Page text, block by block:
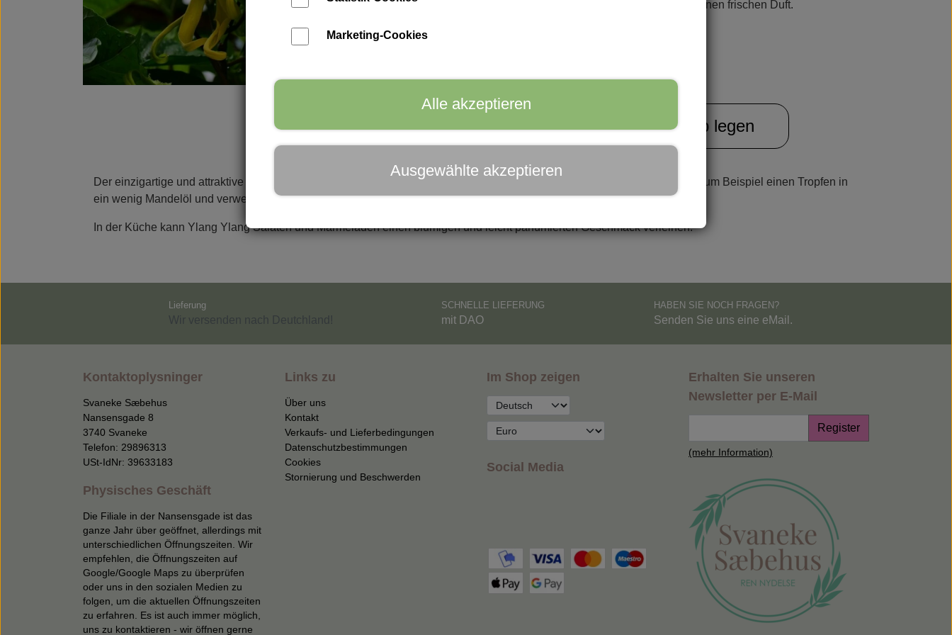
Parfüms Vance Kitira Licht Rudolph Care
die Klarspülerschublade. Auf diese Weise verleihen Sie Ihrer Wäsche einen frischen Duft.
10 ml.
Lesen Sie mehr
− + In den Warenkorb legen
Der einzigartige und attraktive Duft von Ylang Ylang ist ideal für selbstgemachte Parfüms oder Massageöle. Mischen Sie zum Beispiel einen Tropfen in
ein wenig Mandelöl und verwenden Sie es als duftendes Körperöl.
In der Küche kann Ylang Ylang Salaten und Marmeladen einen blumigen und leicht parfümierten Geschmack verleihen.
Lieferung SCHNELLE LIEFERUNG
mit DAO
HABEN SIE NOCH FRAGEN?
Senden Sie uns eine eMail.
Kontaktoplysninger
Svaneke Sæbehus
Nansensgade 8
3740 Svaneke
Telefon: 29896313
USt-IdNr: 39633183
Physisches Geschäft
Die Filiale in der Nansensgade ist das
ganze Jahr über geöffnet, allerdings mit
unterschiedlichen Öffnungszeiten. Wir
empfehlen, die Öffnungszeiten auf
Google/Google Maps zu überprüfen
oder uns in den sozialen Medien zu
folgen, um die aktuellen Öffnungszeiten
zu erfahren. Es ist auch immer möglich,
uns zu kontaktieren - wir öffnen gerne
Links zu
Über uns
Kontakt
Verkaufs- und Lieferbedingungen
Datenschutzbestimmungen
Cookies
Stornierung und Beschwerden
Im Shop zeigen
Social Media
Erhalten Sie unseren
Newsletter per E-Mail
Register
(mehr Information)
Marketing-Cookies
Alle akzeptieren
Ausgewählte akzeptieren